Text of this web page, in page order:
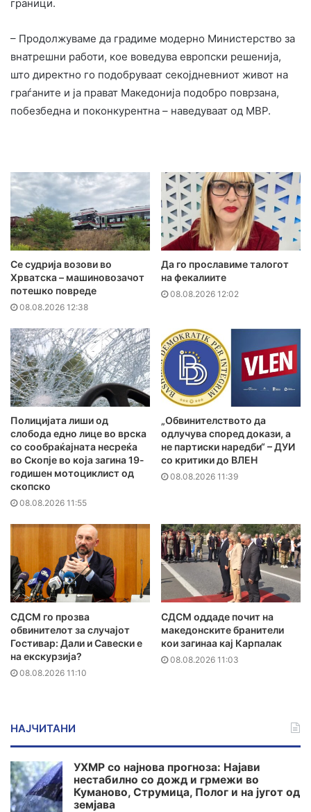
граници.
– Продолжуваме да градиме модерно Министерство за
внатрешни работи, кое воведува европски решенија,
што директно го подобруваат секојдневниот живот на
граѓаните и ја прават Македонија подобро поврзана,
побезбедна и поконкурентна – наведуваат од МВР.
Се судрија возови во
Хрватска – машиновозачот
потешко повреде
08.08.2026 12:38
Да го прославиме талогот
на фекалиите
08.08.2026 12:02
Полицијата лиши од
слобода едно лице во врска
со сообраќајната несреќа
во Скопје во која загина 19-
годишен мотоциклист од
скопско
08.08.2026 11:55
„Обвинителството да
одлучува според докази, а
не партиски наредби“ – ДУИ
со критики до ВЛЕН
08.08.2026 11:39
СДСМ го прозва
обвинителот за случајот
Гостивар: Дали и Савески е
на екскурзија?
08.08.2026 11:10
СДСМ оддаде почит на
македонските бранители
кои загинаа кај Карпалак
08.08.2026 11:03
НАЈЧИТАНИ
УХМР со најнова прогноза: Најави
нестабилно со дожд и грмежи во
Куманово, Струмица, Полог и на југот од
земјава